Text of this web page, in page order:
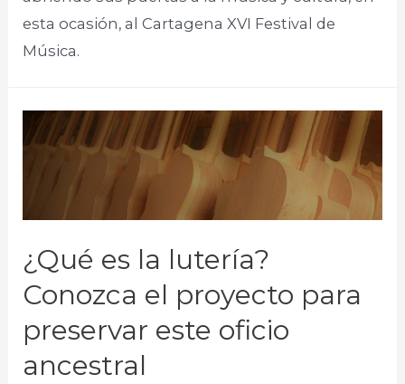
esta ocasión, al Cartagena XVI Festival de
Música.
¿Qué es la lutería?
Conozca el proyecto para
preservar este oficio
ancestral